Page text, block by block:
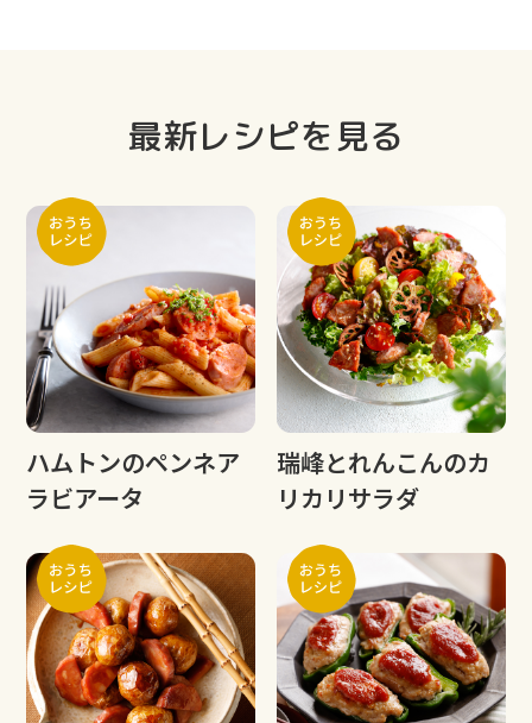
最新レシピを見る
ハムトンのペンネア
ラビアータ
瑞峰とれんこんのカ
リカリサラダ